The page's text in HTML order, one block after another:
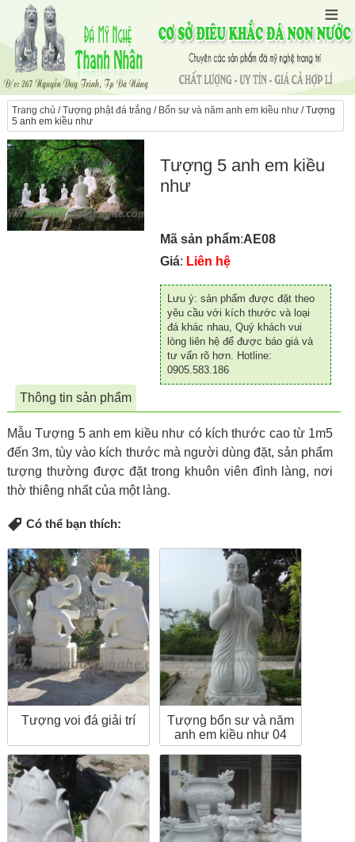
Trang chủ /Tượng phật đá trắng / Bổn sư và năm anh em kiều như/ Tượng
5 anh em kiều như
Tượng 5 anh em kiều
như
Mã sản phẩm:AE08
Giá: Liên hệ
Lưu ý: sản phẩm được đặt theo
yêu cầu với kích thước và loại
đá khác nhau, Quý khách vui
lòng liên hệ để được báo giá và
tư vấn rõ hơn. Hotline:
0905.583.186
Thông tin sản phẩm
Mẫu Tượng 5 anh em kiều như có kích thước cao từ 1m5
đến 3m, tùy vào kích thước mà người dùng đặt, sản phẩm
tượng thường được đặt trong khuôn viên đình làng, nơi
thờ thiêng nhất của một làng.
Có thể bạn thích:
Tượng voi đá giải trí
Tượng bổn sư và năm
anh em kiều như 04